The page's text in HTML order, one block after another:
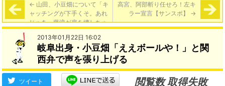
← 山田、小豆畑について「キ
ャッチングが下手くそ。あれ
じゃあ、藤浪が肩を壊しちゃ
うよ」
高宮、阿部斬り任せろ！左キ
ラー宣言【サンスポ】 →
2013年01月22日 16:02
岐阜出身・小豆畑「ええボールや！」と関
西弁で声を張り上げる
ツイート
閲覧数 取得失敗